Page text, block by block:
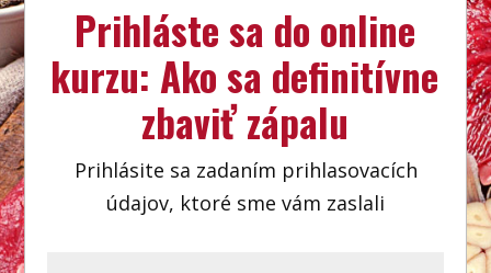
Prihláste sa do online
kurzu: Ako sa definitívne
zbaviť zápalu
Prihlásite sa zadaním prihlasovacích
údajov, ktoré sme vám zaslali